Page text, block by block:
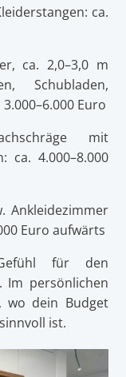
ca.
ca. 2,0–3,0 m
Schubladen,
Euro
mit
ca. 4.000–8.000
Ankleidezimmer
Euro aufwärts
für den
Im persönlichen
wo dein Budget
ist.